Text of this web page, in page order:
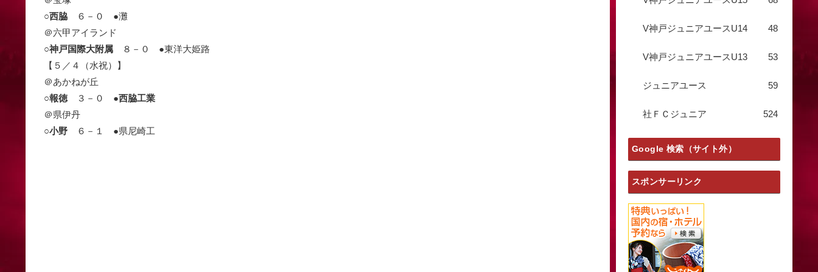
○西脇 ６－０ ●灘
＠六甲アイランド
○神戸国際大附属 ８－０ ●東洋大姫路
【５／４（水祝）】
＠あかねが丘
○報徳 ３－０ ●西脇工業
＠県伊丹
○小野 ６－１ ●県尼崎工
V神戸ジュニアユースU14 48
V神戸ジュニアユースU13 53
ジュニアユース 59
社ＦＣジュニア 524
Google 検索（サイト外）
スポンサーリンク